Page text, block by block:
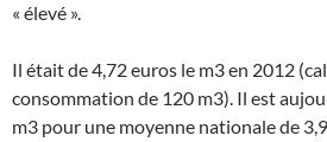
« élevé ».
Il était de 4,72 euros le m3 en 2012
consommation de 120 m3). Il est
m3 pour une moyenne nationale de